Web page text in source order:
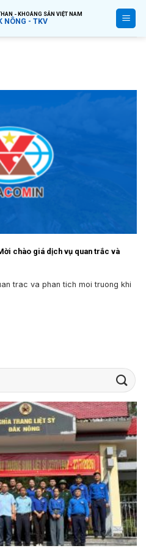
- KHOÁNG SẢN VIỆT NAM
NÔNG - TKV
chào giá dịch vụ quan trắc và
trac va phan tich moi truong khi